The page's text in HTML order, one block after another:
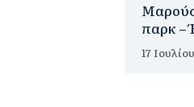
παρκ –
17